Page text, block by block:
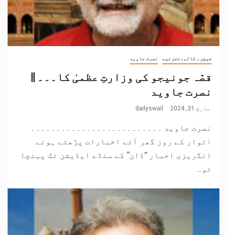
فیچر، کالم،تجزئیے نصرت جاوید
قصّہ جونیجو کی وزارتِ عظمیٰ کا۔۔۔ ||
نصرت جاوید
مارچ 31, 2024 dailyswail
نصرت جاوید ۔۔۔۔۔۔۔۔۔۔۔۔۔۔۔۔۔۔۔۔۔۔۔۔۔۔
اتوار کے روز گھر آئے اخبارات پڑھتے ہوئے
انگریزی اخبار ’’ڈان‘‘ کے سنڈے ایڈیشن تک پہنچا
تو...